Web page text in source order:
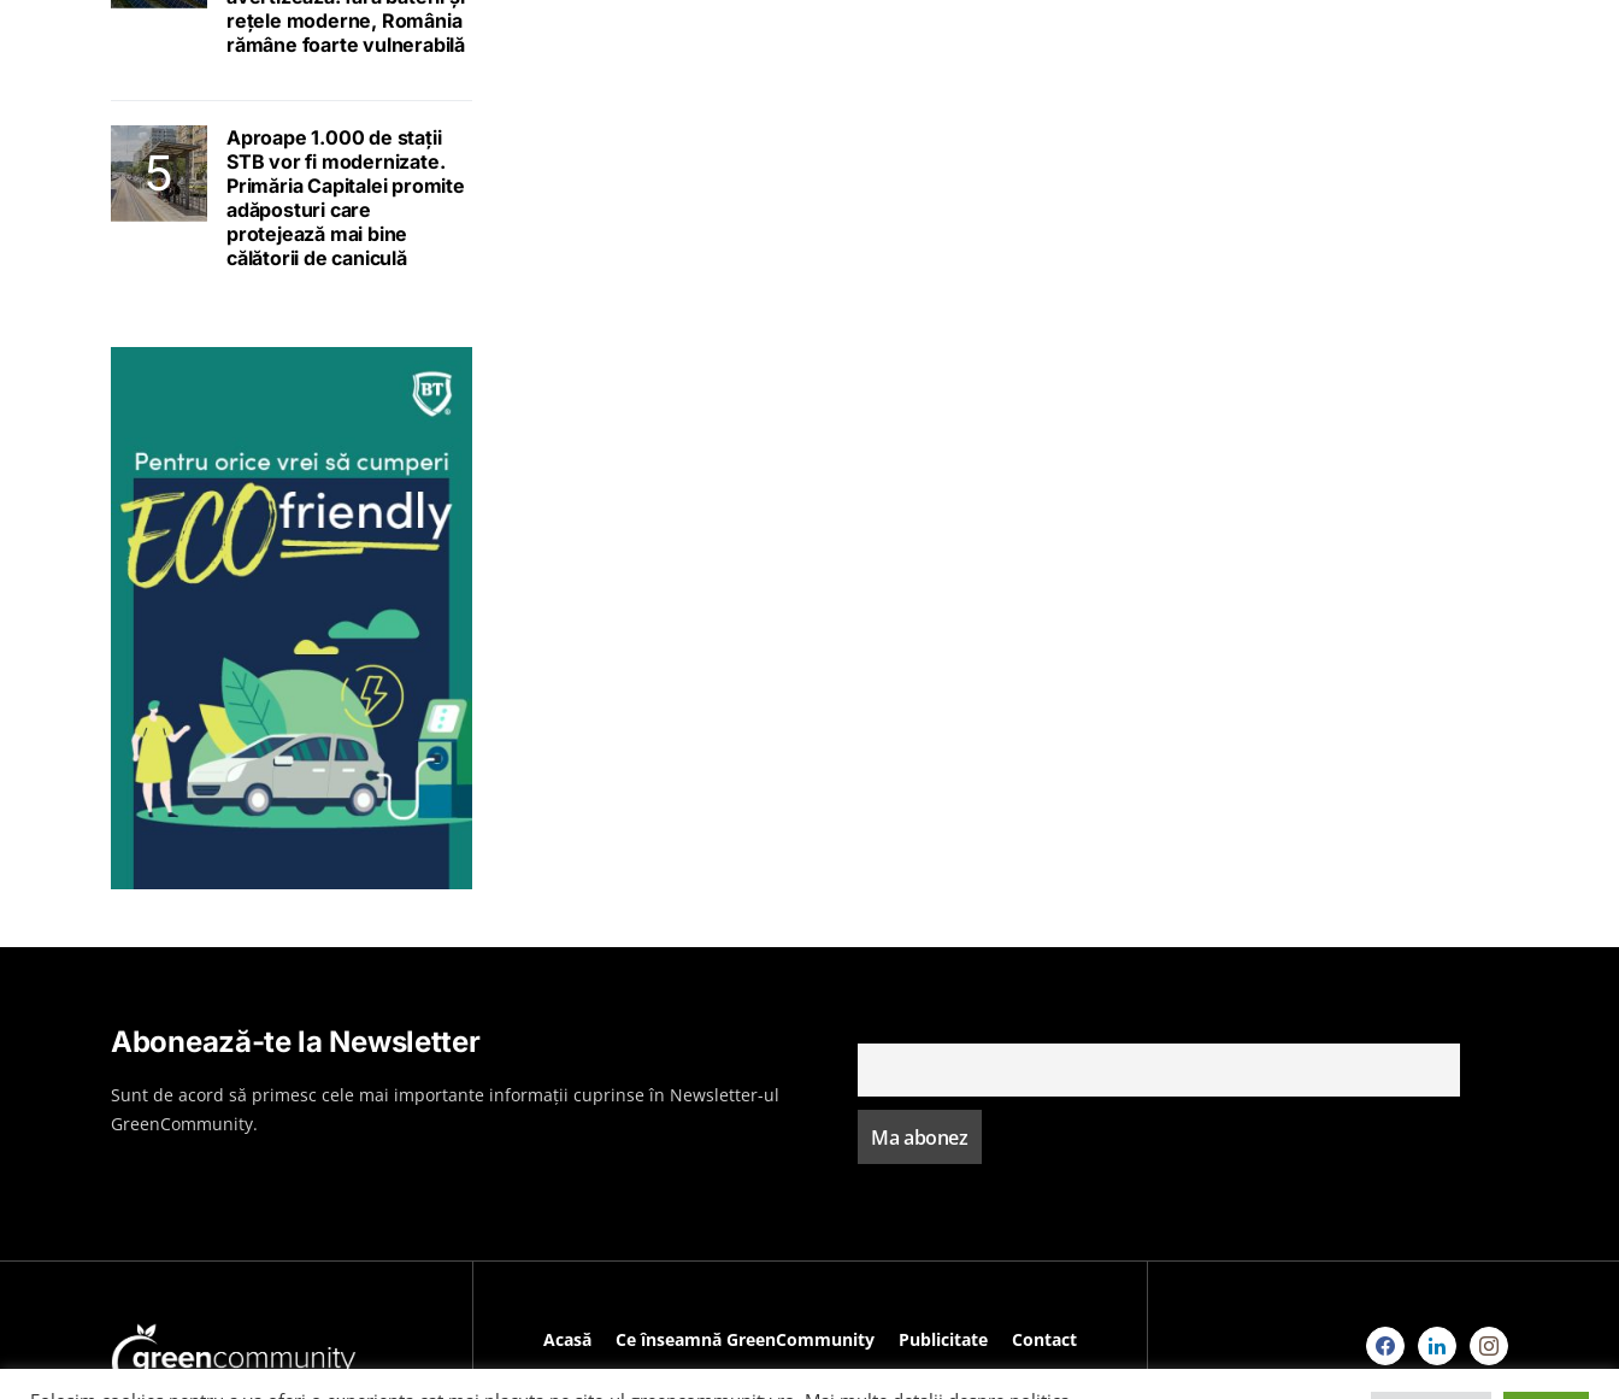
rețele moderne, România
rămâne foarte vulnerabilă
Aproape 1.000 de stații
STB vor fi modernizate.
Primăria Capitalei promite
adăposturi care
protejează mai bine
călătorii de caniculă
Abonează-te la Newsletter
Sunt de acord să primesc cele mai importante informații cuprinse în Newsletter-ul
GreenCommunity.
Acasă Ce înseamnă GreenCommunity Publicitate Contact